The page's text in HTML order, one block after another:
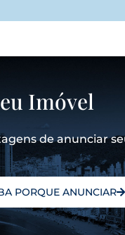
Imóvel
de anunciar
PORQUE ANUNCIAR